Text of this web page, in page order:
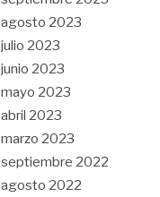
agosto 2023
julio 2023
junio 2023
mayo 2023
abril 2023
marzo 2023
septiembre 2022
agosto 2022